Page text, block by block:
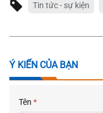
Tin tức - sự kiện
Ý KIẾN CỦA BẠN
Tên *